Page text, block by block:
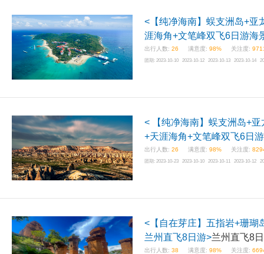
<【纯净海南】蜈支洲岛+亚
涯海角+文笔峰双飞6日游海
出行人数: 26 满意度: 98% 关注度:
团期: 2023-10-10 2023-10-12 2023-10-13 2023-10-14
< 【纯净海南】蜈支洲岛+
+天涯海角+文笔峰双飞6日
出行人数: 26 满意度: 98% 关注度:
团期: 2023-10-23 2023-10-10 2023-10-11 2023-10-12
<【自在芽庄】五指岩+珊瑚
兰州直飞8日游>兰州直飞8
出行人数: 38 满意度: 98% 关注度: